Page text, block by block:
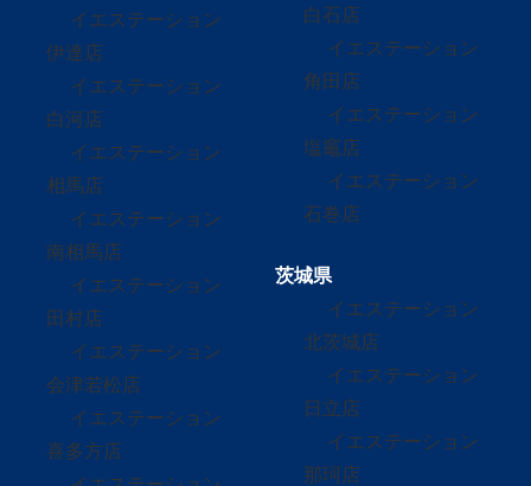
イエステーション
伊達店
イエステーション
白河店
イエステーション
相馬店
イエステーション
南相馬店
イエステーション
田村店
イエステーション
会津若松店
イエステーション
喜多方店
白石店
イエステーション
角田店
イエステーション
塩竈店
イエステーション
石巻店
茨城県
イエステーション
北茨城店
イエステーション
日立店
イエステーション
那珂店